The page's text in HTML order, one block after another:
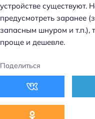
устройстве существуют.
предусмотреть заранее
запасным шнуром и т.п.),
проще и дешевле.
Поделиться